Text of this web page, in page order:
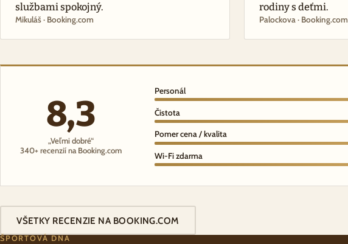
službami spokojný.
Mikuláš · Booking.com
rodiny s deťmi.
Palockova · Booking.com
8,3
„Veľmi dobré“
340+ recenzií na Booking.com
Personál
Čistota
Pomer cena / kvalita
Wi-Fi zdarma
VŠETKY RECENZIE NA BOOKING.COM
ŠPORTOVÁ DNA